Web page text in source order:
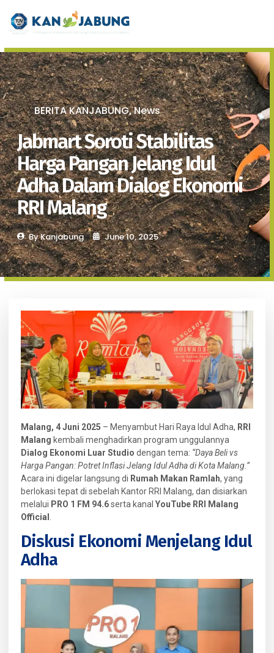
BERITA KANJABUNG,News
Jabmart Soroti Stabilitas
Harga Pangan Jelang Idul
Adha Dalam Dialog Ekonomi
RRI Malang
ByKanjabung June 10, 2025
Malang, 4 Juni 2025 – Menyambut Hari Raya Idul Adha, RRI
Malang kembali menghadirkan program unggulannya
Dialog Ekonomi Luar Studio dengan tema: “Daya Beli vs
Harga Pangan: Potret Inflasi Jelang Idul Adha di Kota Malang.”
Acara ini digelar langsung di Rumah Makan Ramlah, yang
berlokasi tepat di sebelah Kantor RRI Malang, dan disiarkan
melalui PRO 1 FM 94.6serta kanal YouTube RRI Malang
Official
Diskusi Ekonomi Menjelang Idul
Adha